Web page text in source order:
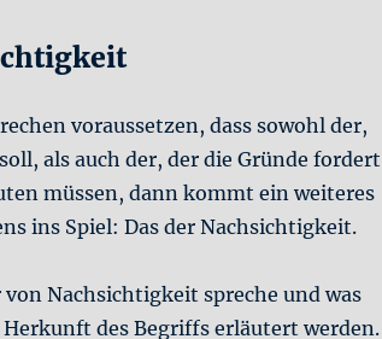
voraussetzen, dass sowohl der,
als auch der, der die Gründe
müssen, dann kommt ein weiteres
ins Spiel: Das der Nachsichtigkeit.
Nachsichtigkeit spreche und was
des Begriffs erläutert werden.